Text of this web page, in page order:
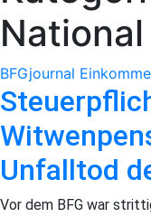
National
BFGjournal
Unfalltod
Vor dem BFG war